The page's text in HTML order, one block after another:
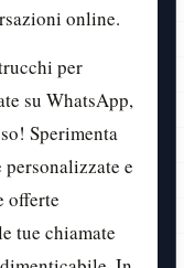
online.
per
su WhatsApp,
Sperimenta
e
offerte
tue chiamate